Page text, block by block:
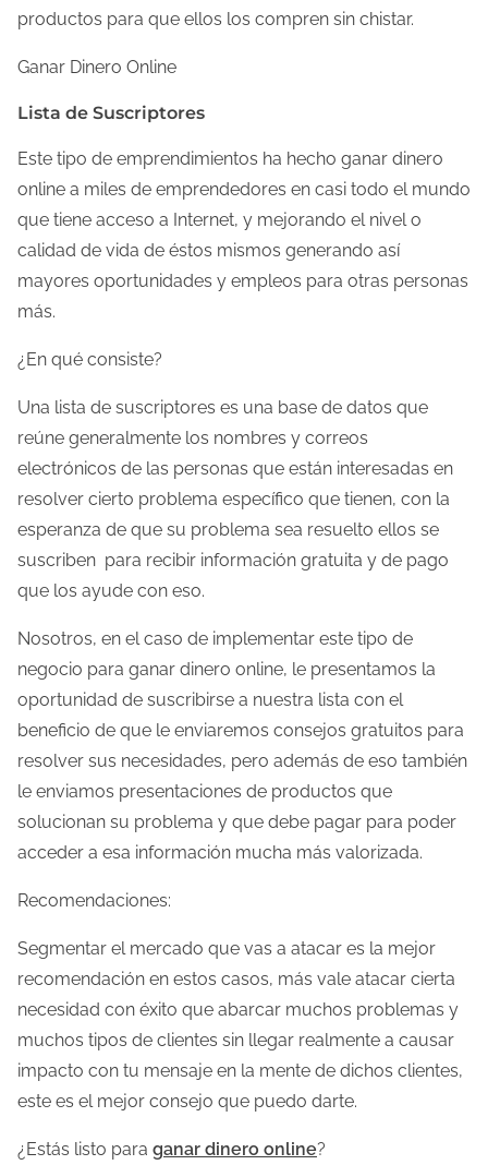
productos para que ellos los compren sin chistar.
Ganar Dinero Online
Lista de Suscriptores
Este tipo de emprendimientos ha hecho ganar dinero
online a miles de emprendedores en casi todo el mundo
que tiene acceso a Internet, y mejorando el nivel o
calidad de vida de éstos mismos generando así
mayores oportunidades y empleos para otras personas
más.
¿En qué consiste?
Una lista de suscriptores es una base de datos que
reúne generalmente los nombres y correos
electrónicos de las personas que están interesadas en
resolver cierto problema específico que tienen, con la
esperanza de que su problema sea resuelto ellos se
suscriben para recibir información gratuita y de pago
que los ayude con eso.
Nosotros, en el caso de implementar este tipo de
negocio para ganar dinero online, le presentamos la
oportunidad de suscribirse a nuestra lista con el
beneficio de que le enviaremos consejos gratuitos para
resolver sus necesidades, pero además de eso también
le enviamos presentaciones de productos que
solucionan su problema y que debe pagar para poder
acceder a esa información mucha más valorizada.
Recomendaciones:
Segmentar el mercado que vas a atacar es la mejor
recomendación en estos casos, más vale atacar cierta
necesidad con éxito que abarcar muchos problemas y
muchos tipos de clientes sin llegar realmente a causar
impacto con tu mensaje en la mente de dichos clientes,
este es el mejor consejo que puedo darte.
¿Estás listo para ganar dinero online?